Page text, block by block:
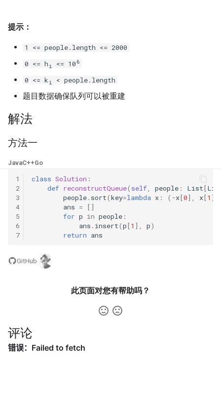
20. 表示数值的字符串
21. 调整数组顺序使奇数位于
22. 链表中倒数第 k 个节点
27. 二叉树的镜像
28. 对称的二叉树
29. 顺时针打印矩阵
32.3. 从上到下打印二叉树 III
串
18. 有效的回文
19. 最多删除一个字符得到回
文
点
22. 链表中环的入口节点
23. 两个链表的第一个重合节
24. 反转链表
29. 排序的循环链表
3.2. 栈的最小值
3.3. 堆盘子
3.4. 化栈为队
3.5. 栈排序
3.6. 动物收容所
4.1. 节点间通路
4.2. 最小高度树
4.3. 特定深度节点链表
4.4. 检查平衡性
4.5. 合法二叉搜索树
4.6. 后继者
4.10. 检查子树
提示：
1 <= people.length <= 2000
0 <= h i <= 106
0 <= k i < people.length
题目数据确保队列可以被重建
解法
方法一
JavaC++Go
1
2
3
4
5
6
7
class Solution :
def reconstructQueue( self, people : List[
people. sort(key=lambda x : ( -x[0], x[1
ans =
[]
for p in people :
ans . insert(p[1 ], p)
return ans
GitHub
此页面对您有帮助吗？
评论